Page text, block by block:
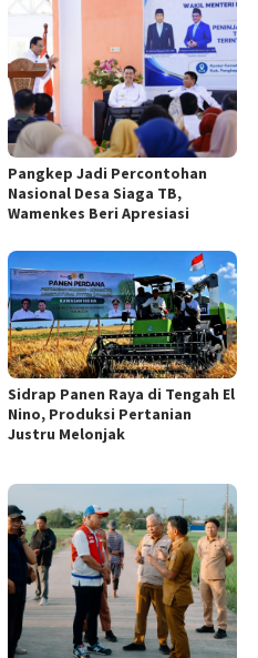
Pangkep Jadi Percontohan
Nasional Desa Siaga TB,
Wamenkes Beri Apresiasi
Sidrap Panen Raya di Tengah El
Nino, Produksi Pertanian
Justru Melonjak